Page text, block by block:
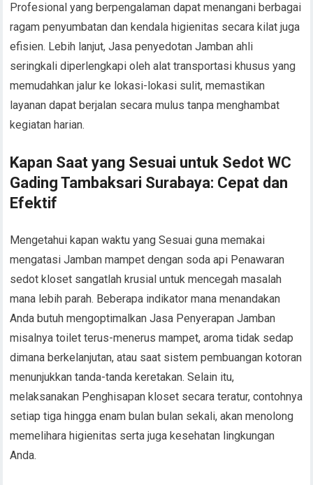
Profesional yang berpengalaman dapat menangani berbagai
ragam penyumbatan dan kendala higienitas secara kilat juga
efisien. Lebih lanjut, Jasa penyedotan Jamban ahli
seringkali diperlengkapi oleh alat transportasi khusus yang
memudahkan jalur ke lokasi-lokasi sulit, memastikan
layanan dapat berjalan secara mulus tanpa menghambat
kegiatan harian.
Kapan Saat yang Sesuai untuk Sedot WC
Gading Tambaksari Surabaya: Cepat dan
Efektif
Mengetahui kapan waktu yang Sesuai guna memakai
mengatasi Jamban mampet dengan soda api Penawaran
sedot kloset sangatlah krusial untuk mencegah masalah
mana lebih parah. Beberapa indikator mana menandakan
Anda butuh mengoptimalkan Jasa Penyerapan Jamban
misalnya toilet terus-menerus mampet, aroma tidak sedap
dimana berkelanjutan, atau saat sistem pembuangan kotoran
menunjukkan tanda-tanda keretakan. Selain itu,
melaksanakan Penghisapan kloset secara teratur, contohnya
setiap tiga hingga enam bulan bulan sekali, akan menolong
memelihara higienitas serta juga kesehatan lingkungan
Anda.